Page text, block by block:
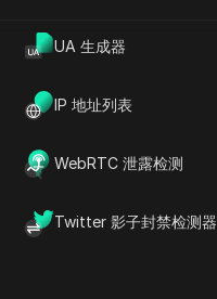
UA 生成器
IP 地址列表
WebRTC 泄露检测
Twitter 影子封禁检测器